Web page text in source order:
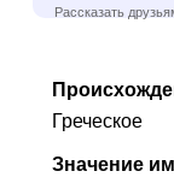
Рассказать
Греческое
Значение